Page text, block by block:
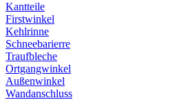
Kantteile
Firstwinkel
Kehlrinne
Schneebarierre
Traufbleche
Ortgangwinkel
Außenwinkel
Wandanschluss